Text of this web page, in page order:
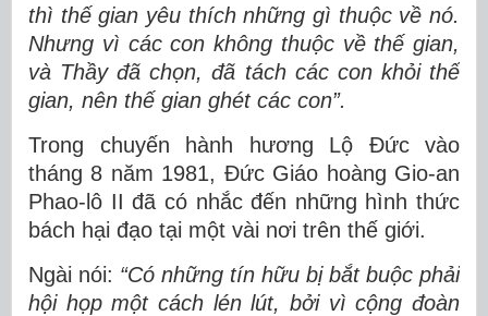
thì thế gian yêu thích những gì thuộc về nó.
Nhưng vì các con không thuộc về thế gian,
và Thầy đã chọn, đã tách các con khỏi thế
gian, nên thế gian ghét các con”.
Trong chuyến hành hương Lộ Đức vào
tháng 8 năm 1981, Đức Giáo hoàng Gio-an
Phao-lô II đã có nhắc đến những hình thức
bách hại đạo tại một vài nơi trên thế giới.
Ngài nói: “Có những tín hữu bị bắt buộc phải
hội họp một cách lén lút, bởi vì cộng đoàn